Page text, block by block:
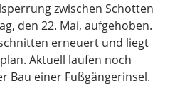
zwischen Schotten
den 22. Mai, aufgehoben.
erneuert und liegt
Aktuell laufen noch
Bau einer Fußgängerinsel.